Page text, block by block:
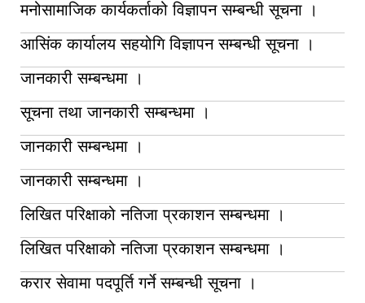
मनोसामाजिक कार्यकर्ताको विज्ञापन सम्बन्धी सूचना ।
आसिंक कार्यालय सहयोगि विज्ञापन सम्बन्धी सूचना ।
जानकारी सम्बन्धमा ।
सूचना तथा जानकारी सम्बन्धमा ।
जानकारी सम्बन्धमा ।
जानकारी सम्बन्धमा ।
लिखित परिक्षाको नतिजा प्रकाशन सम्बन्धमा ।
लिखित परिक्षाको नतिजा प्रकाशन सम्बन्धमा ।
करार सेवामा पदपूर्ति गर्ने सम्बन्धी सूचना ।